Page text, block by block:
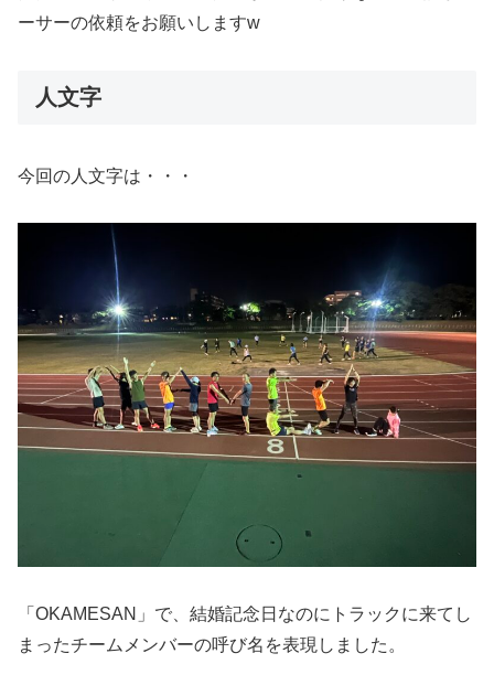
ーサーの依頼をお願いしますw
人文字
今回の人文字は・・・
「OKAMESAN」で、結婚記念日なのにトラックに来てし
まったチームメンバーの呼び名を表現しました。